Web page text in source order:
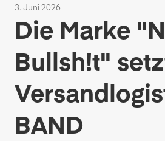
3. Juni 2026
Die Marke
Bullsh!t"
BAND